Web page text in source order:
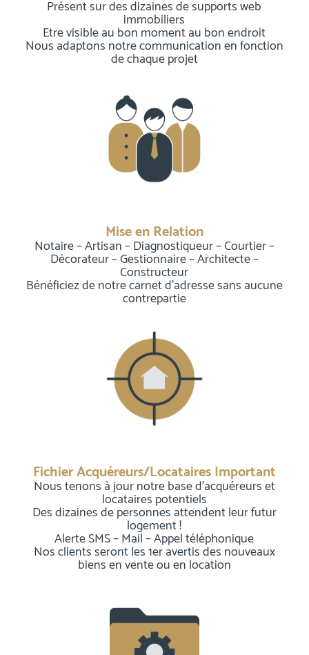
Présent sur des dizaines de supports web
immobiliers
Etre visible au bon moment au bon endroit
Nous adaptons notre communication en fonction
de chaque projet
Mise en Relation
Notaire – Artisan – Diagnostiqueur – Courtier –
Décorateur – Gestionnaire – Architecte –
Constructeur
Bénéficiez de notre carnet d’adresse sans aucune
contrepartie
Fichier Acquéreurs/Locataires Important
Nous tenons à jour notre base d’acquéreurs et
locataires potentiels
Des dizaines de personnes attendent leur futur
logement !
Alerte SMS – Mail – Appel téléphonique
Nos clients seront les 1er avertis des nouveaux
biens en vente ou en location